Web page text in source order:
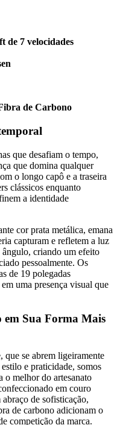
de 7 velocidades
de Carbono
que desafiam o tempo,
que domina qualquer
o longo capô e a traseira
clássicos enquanto
a identidade
cor prata metálica, emana
capturam e refletem a luz
ângulo, criando um efeito
pessoalmente. Os
de 19 polegadas
uma presença visual que
Sua Forma Mais
que se abrem ligeiramente
e praticidade, somos
o melhor do artesanato
em couro
de sofisticação,
de carbono adicionam o
competição da marca.